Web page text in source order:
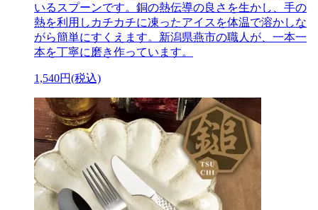
いるスプーンです。銅の熱伝導の良さを生かし、手の
熱を利用しカチカチに凍ったアイスを体温で溶かしな
がら簡単にすくえます。新潟県燕市の職人が、一本一
本を丁寧に磨き作っています。
1,540円(税込)